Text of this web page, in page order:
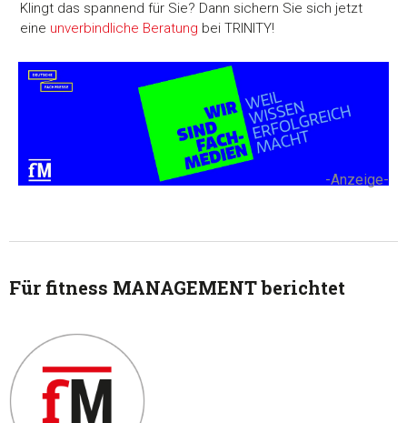
Klingt das spannend für Sie? Dann sichern Sie sich jetzt
eine unverbindliche Beratung bei TRINITY!
-Anzeige-
Für fitness MANAGEMENT berichtet